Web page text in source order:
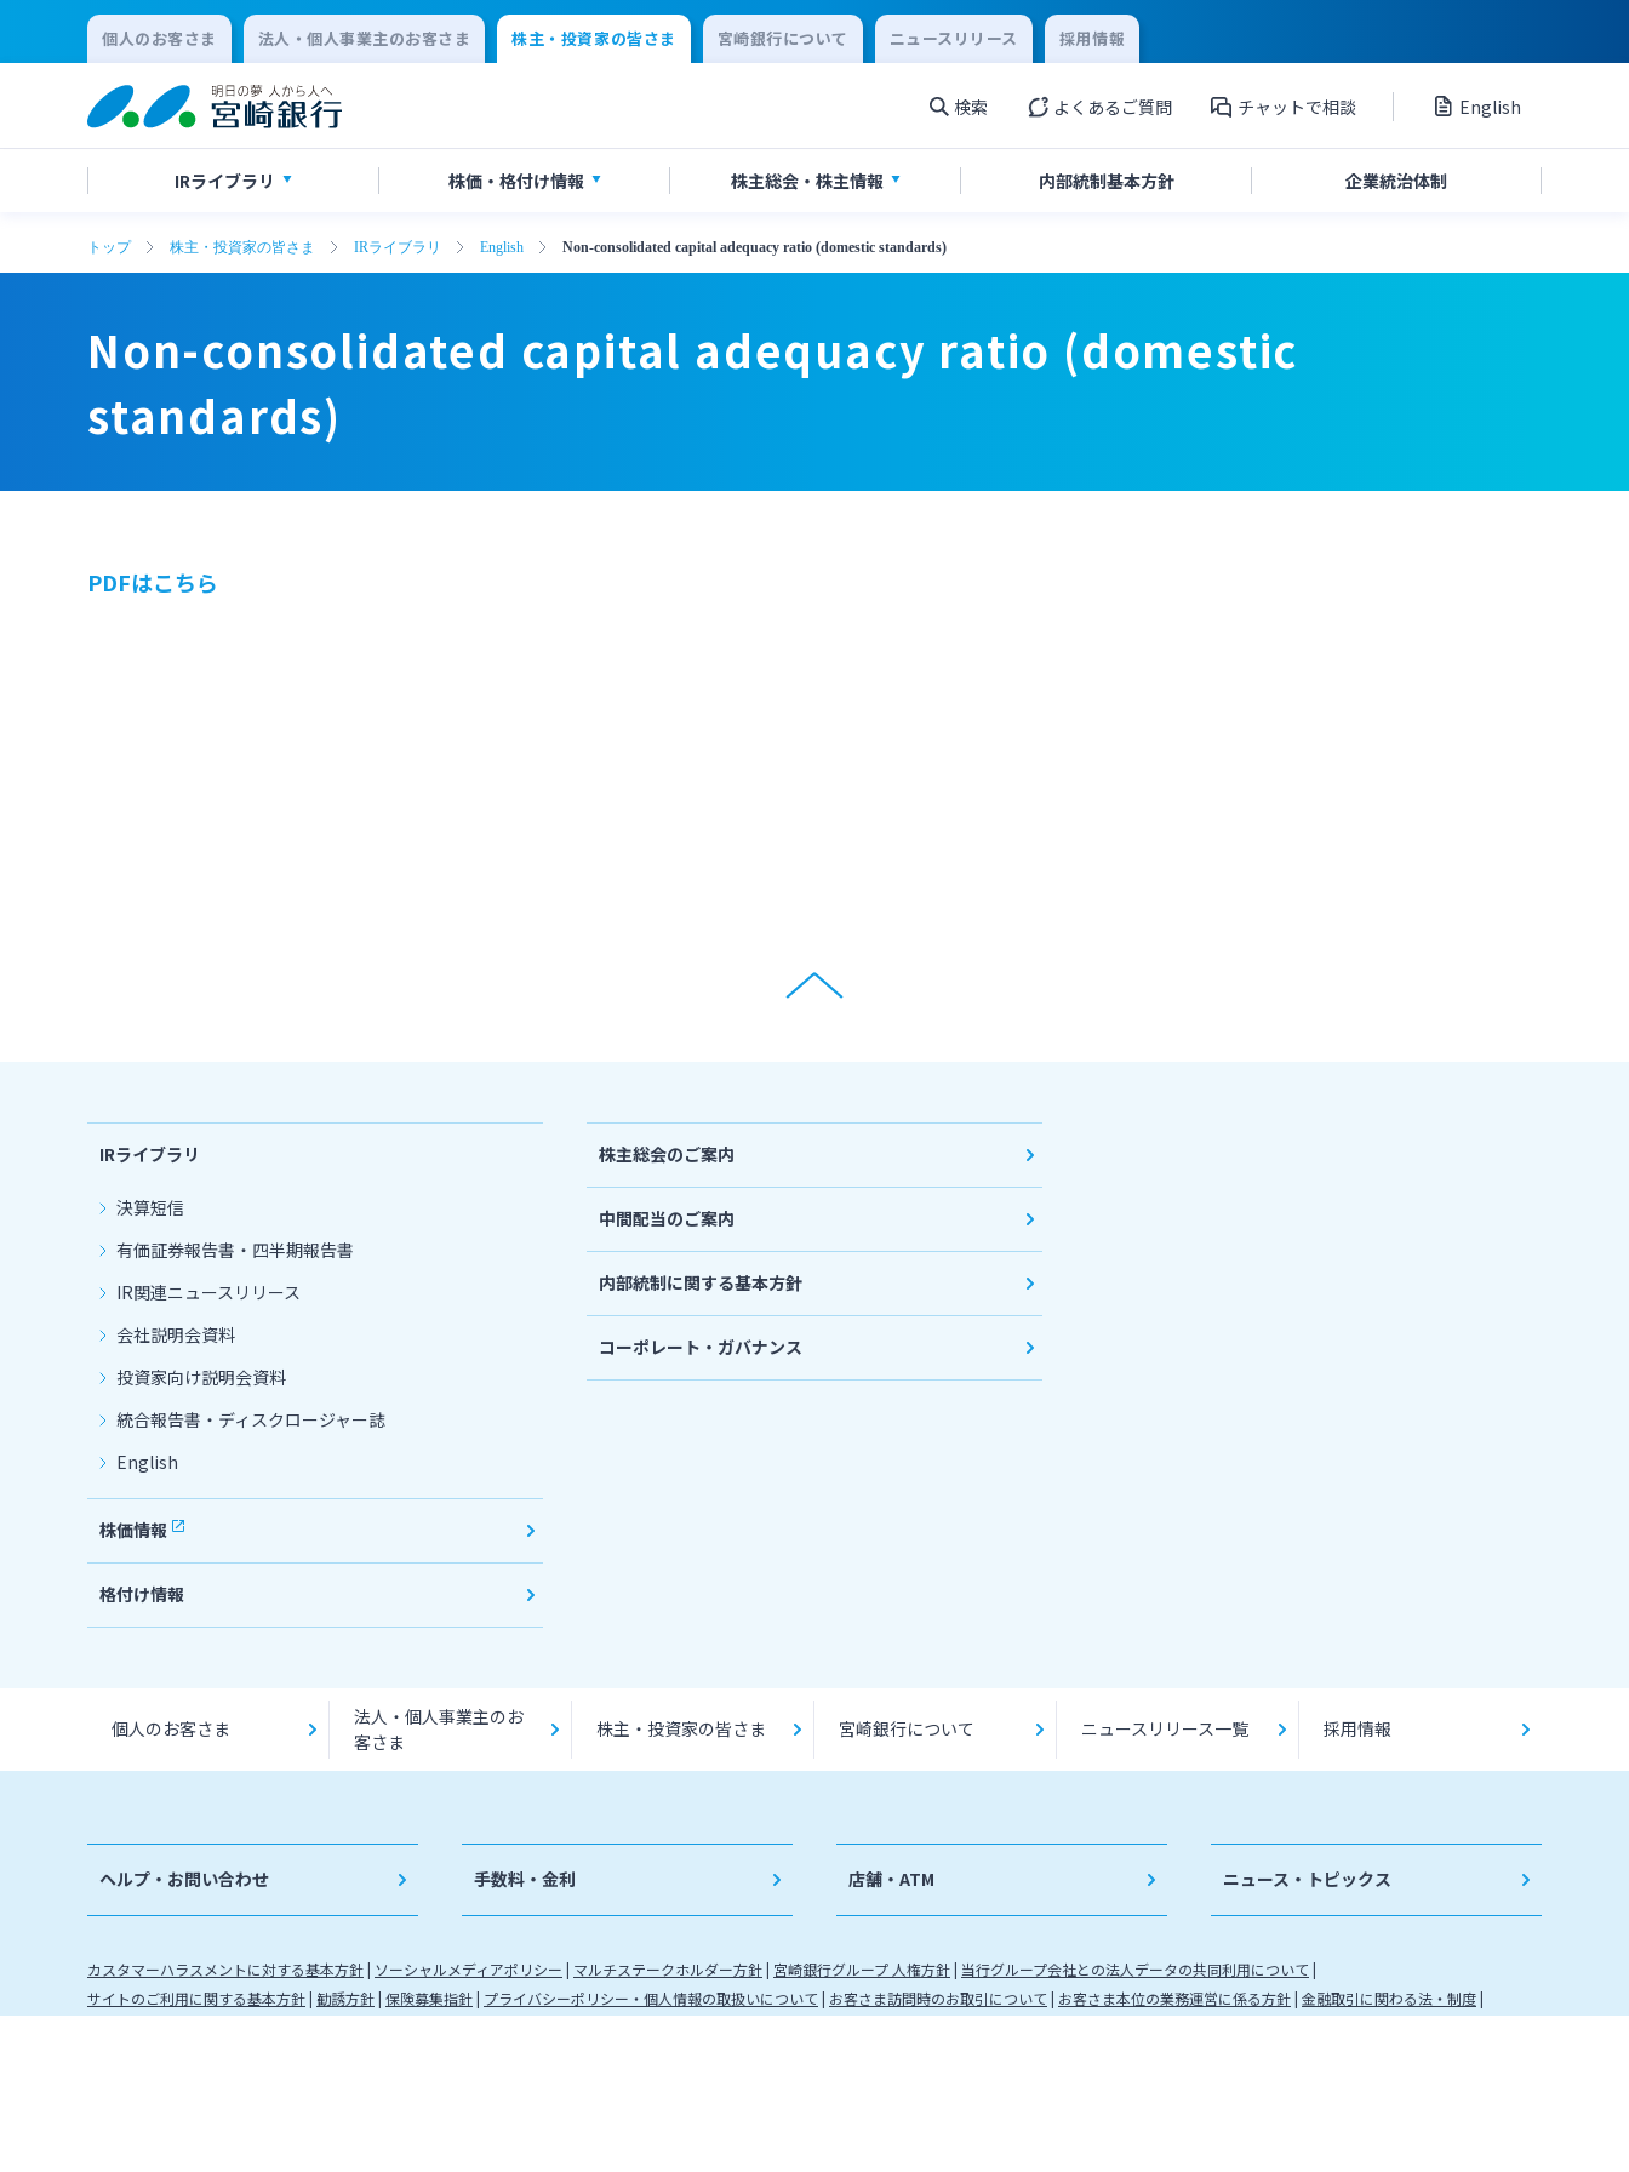
個人のお客さま 法人・個人事業主のお客さま 株主・投資家の皆さま 宮崎銀行について ニュースリリース 採用情報
検索 よくあるご質問 チャットで相談 English
IRライブラリ 株価・ 格付け情報 株主総会・ 株主情報 内部統制基本方針 企業統治体制
会社説明会資料 統合報告書・ディスクロージャー誌 English
閉じる
閉じる
standards)
standards)
トップ 株主・投資家の皆さま IRライブラリ English Non-consolidated capital adequacy ratio (domestic standards)
Non-consolidated capital adequacy ratio (domestic
standards)
PDFはこちら
IRライブラリ
決算短信
有価証券報告書・四半期報告書
IR関連ニュースリリース
会社説明会資料
投資家向け説明会資料
統合報告書・ディスクロージャー誌
English
株価情報
格付け情報
株主総会のご案内
中間配当のご案内
内部統制に関する基本方針
コーポレート・ガバナンス
個人のお客さま
法人・個人事業主のお
客さま
株主・投資家の皆さま 宮崎銀行について ニュースリリース一覧 採用情報
ヘルプ・お問い合わせ 手数料・金利 店舗・ATM ニュース・トピックス
カスタマーハラスメントに対する基本方針 ソーシャルメディアポリシー マルチステークホルダー方針 宮崎銀行グループ 人権方針 当行グループ会社との法人データの共同利用について
サイトのご利用に関する基本方針 勧誘方針 保険募集指針 プライバシーポリシー・個人情報の取扱いについて お客さま訪問時のお取引について お客さま本位の業務運営に係る方針 金融取引に関わる法・制度